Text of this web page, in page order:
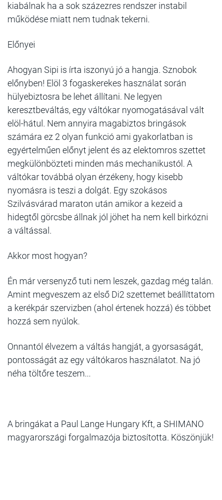
kiabálnak ha a sok százezres rendszer instabil
működése miatt nem tudnak tekerni.
Előnyei
Ahogyan Sipi is írta iszonyú jó a hangja. Sznobok
előnyben! Elöl 3 fogaskerekes használat során
hülyebiztosra be lehet állítani. Ne legyen
keresztbeváltás, egy váltókar nyomogatásával vált
elöl-hátul. Nem annyira magabiztos bringások
számára ez 2 olyan funkció ami gyakorlatban is
egyértelműen előnyt jelent és az elektomros szettet
megkülönbözteti minden más mechanikustól. A
váltókar továbbá olyan érzékeny, hogy kisebb
nyomásra is teszi a dolgát. Egy szokásos
Szilvásvárad maraton után amikor a kezeid a
hidegtől görcsbe állnak jól jöhet ha nem kell birkózni
a váltással.
Akkor most hogyan?
Én már versenyző tuti nem leszek, gazdag még talán.
Amint megveszem az első Di2 szettemet beállíttatom
a kerékpár szervizben (ahol értenek hozzá) és többet
hozzá sem nyúlok.
Onnantól élvezem a váltás hangját, a gyorsaságát,
pontosságát az egy váltókaros használatot. Na jó
néha töltőre teszem...
A bringákat a Paul Lange Hungary Kft, a SHIMANO
magyarországi forgalmazója biztosította. Köszönjük!